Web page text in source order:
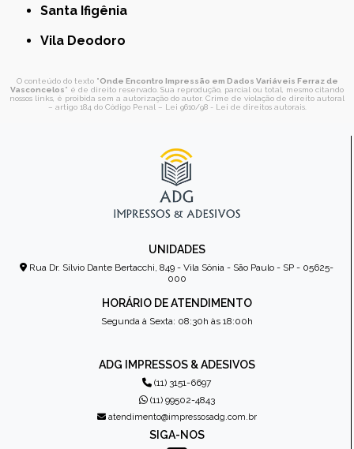
Santa Ifigênia
Vila Deodoro
O conteúdo do texto "Onde Encontro Impressão em Dados Variáveis Ferraz de
Vasconcelos" é de direito reservado. Sua reprodução, parcial ou total, mesmo citando
nossos links, é proibida sem a autorização do autor. Crime de violação de direito autoral
– artigo 184 do Código Penal – Lei 9610/98 - Lei de direitos autorais.
UNIDADES
Rua Dr. Sílvio Dante Bertacchi, 849 - Vila Sônia - São Paulo - SP - 05625-
000
HORÁRIO DE ATENDIMENTO
Segunda à Sexta: 08:30h às 18:00h
ADG IMPRESSOS & ADESIVOS
(11) 3151-6697
(11) 99502-4843
atendimento@impressosadg.com.br
SIGA-NOS